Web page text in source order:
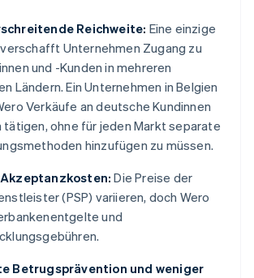
Reichweite: Eine einzige
Unternehmen Zugang zu
und -Kunden in mehreren
Ländern. Ein Unternehmen in Belgien
Verkäufe an deutsche Kundinnen
tätigen, ohne für jeden Markt separate
hinzufügen zu müssen.
Die Preise der
(PSP) variieren, doch Wero
und
Betrugsprävention und weniger